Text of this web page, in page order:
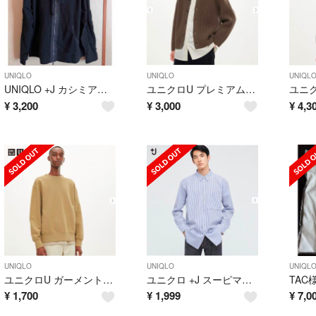
UNIQLO
UNIQLO +J カシミアブレンドパーカ ブラック21AW
¥3,200
UNIQLO
ユニクロU プレミアムラムリブVネックカーディガン 茶 22aw
¥3,000
UNIQLO
¥
UNIQLO
ユニクロU ガーメントダイスウェットシャツ 22aw マスタードXXL
¥ 1,700
UNIQLO
ユニクロ +J スーピマコットンシャツ(長袖) ストライプ
¥ 1,999
UNIQLO
¥